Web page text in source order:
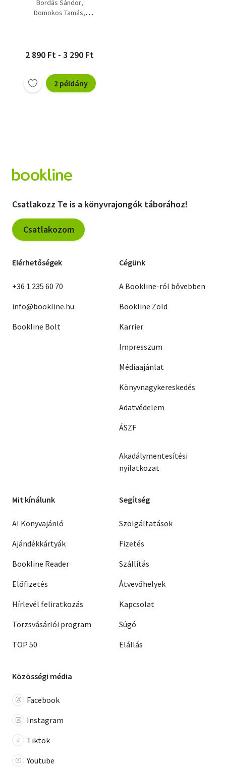
Bordás Sándor
Domokos Tamás
2 890 Ft - 3 290 Ft
2 példány
Csatlakozz Te is a könyvrajongók táborához!
Csatlakozom
Elérhetőségek
+36 1 235 60 70
info@bookline.hu
Bookline Bolt
Cégünk
A Bookline-ról bővebben
Bookline Zöld
Karrier
Impresszum
Médiaajánlat
Könyvnagykereskedés
Adatvédelem
ÁSZF
Akadálymentesítési
nyilatkozat
Mit kínálunk
AI Könyvajánló
Ajándékkártyák
Bookline Reader
Előfizetés
Hírlevél feliratkozás
Törzsvásárlói program
TOP 50
Segítség
Szolgáltatások
Fizetés
Szállítás
Átvevőhelyek
Kapcsolat
Súgó
Elállás
Közösségi média
Facebook
Instagram
Tiktok
Youtube